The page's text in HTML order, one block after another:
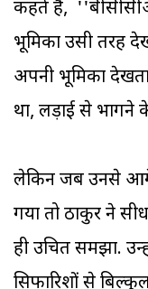
कहते हैं,
भूमिका उसी तरह
अपनी भूमिका
था, लड़ाई से भागने
लेकिन जब उनसे आगे
गया तो ठाकुर ने
ही उचित समझा.
सिफारिशों से